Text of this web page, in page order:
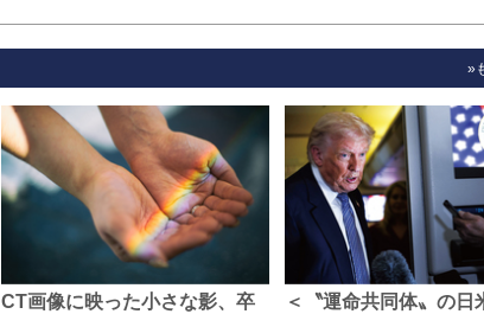
»
CT画像に映った小さな影、卒
＜〝運命共同体〟の日